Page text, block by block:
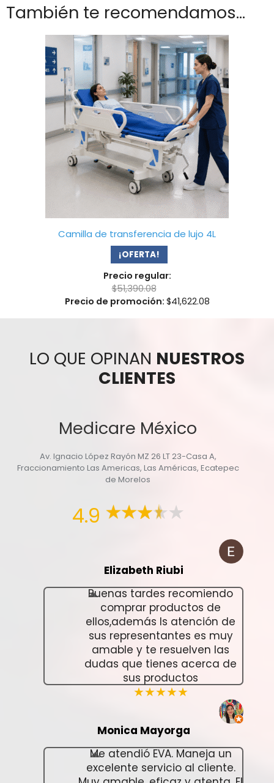
También te recomendamos…
Camilla de transferencia de lujo 4L
¡OFERTA!
Precio regular:
$51,390.08
Precio de promoción: $41,622.08
LO QUE OPINAN NUESTROS
CLIENTES
Medicare México
Av. Ignacio López Rayón MZ 26 LT 23-Casa A,
Fraccionamiento Las Americas, Las Américas, Ecatepec
de Morelos
4.9
Elizabeth Riubi
Buenas tardes recomiendo
comprar productos de
ellos,además ls atención de
sus representantes es muy
amable y te resuelven las
dudas que tienes acerca de
sus productos
★★★★★
Monica Mayorga
Me atendió EVA. Maneja un
excelente servicio al cliente.